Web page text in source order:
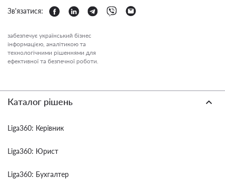
Зв'язатися:
забезпечує український бізнес
інформацією, аналітикою та
технологічними рішеннями для
ефективної та безпечної роботи.
Каталог рішень
Liga360: Керівник
Liga360: Юрист
Liga360: Бухгалтер